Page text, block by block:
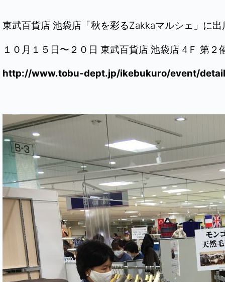
東武百貨店 池袋店「秋を彩るZakkaマルシェ」に出
１０月１５日〜２０日 東武百貨店 池袋店 4Ｆ 第２
http://www.tobu-dept.jp/ikebukuro/event/